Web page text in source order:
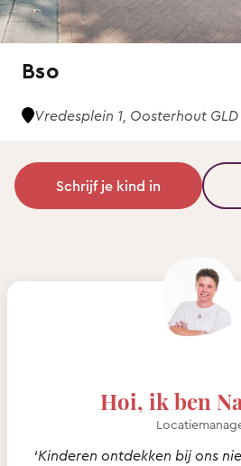
Bso
Vredesplein 1, Oosterhout GLD
Schrijf je kind in
Hoi, ik ben
‘Kinderen ontdekken bij ons